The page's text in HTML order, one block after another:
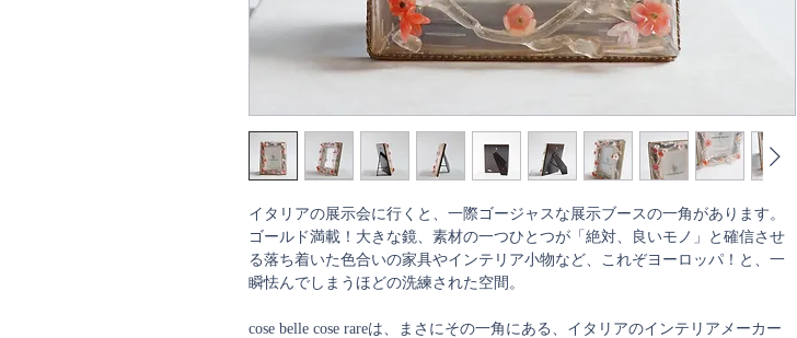
イタリアの展示会に行くと、一際ゴージャスな展示ブースの一角があります。
ゴールド満載！大きな鏡、素材の一つひとつが「絶対、良いモノ」と確信させ
る落ち着いた色合いの家具やインテリア小物など、これぞヨーロッパ！と、一
瞬怯んでしまうほどの洗練された空間。
cose belle cose rareは、まさにその一角にある、イタリアのインテリアメーカー